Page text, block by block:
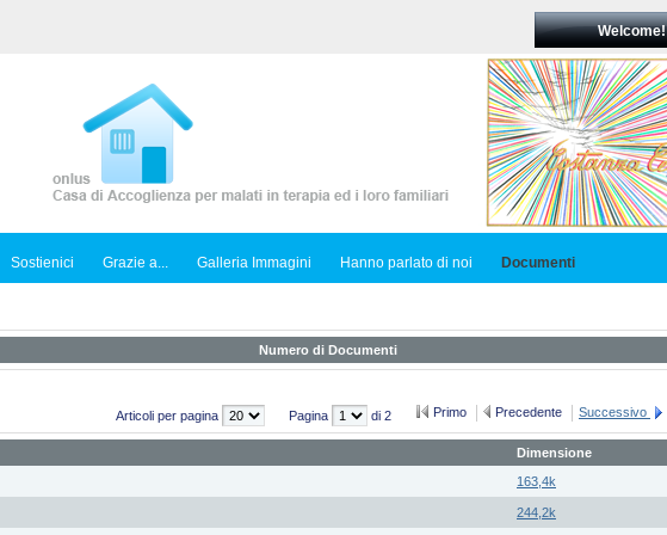
Welcome!
Sostienici Grazie a... Galleria Immagini Hanno parlato di noi Documenti
Numero di Documenti
Articoli per pagina Pagina di 2 Primo Precedente Successivo
Dimensione
163,4k
244,2k